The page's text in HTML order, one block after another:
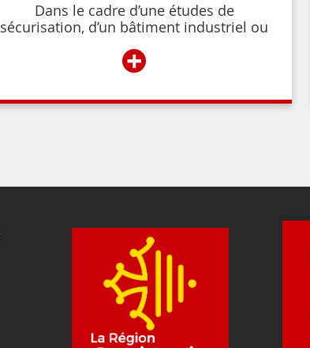
Dans le cadre d’une études de
sécurisation, d’un bâtiment industriel ou
du public,
+